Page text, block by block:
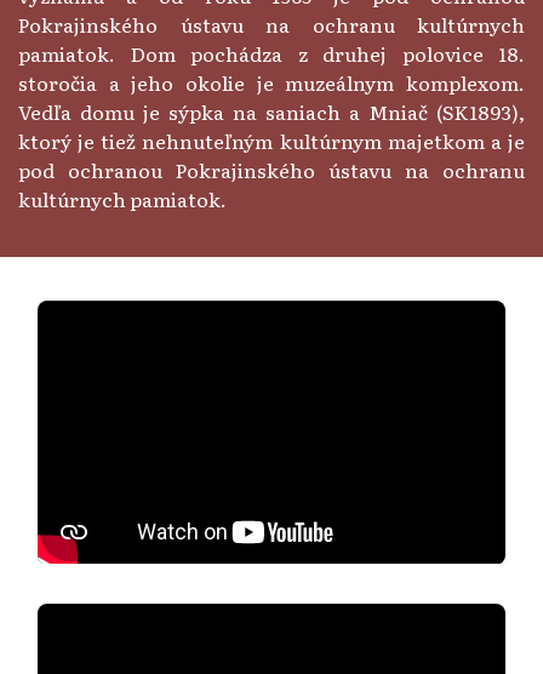
Pokrajinského ústavu na ochranu kultúrnych
pamiatok. Dom pochádza z druhej polovice 18.
storočia a jeho okolie je muzeálnym komplexom.
Vedľa domu je sýpka na saniach a Mniač (SK1893),
ktorý je tiež nehnuteľným kultúrnym majetkom a je
pod ochranou Pokrajinského ústavu na ochranu
kultúrnych pamiatok.